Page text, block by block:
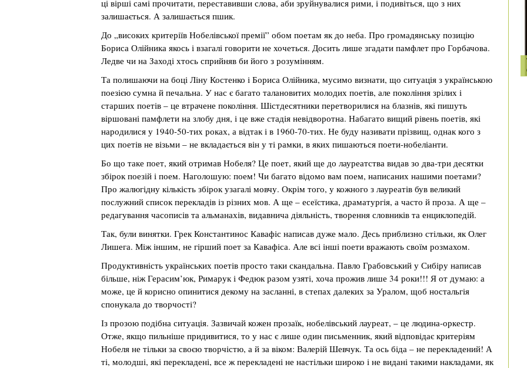
ці вірші самі прочитати, переставивши слова, аби зруйнувалися рими, і подивіться, що з них
залишається. А залишається пшик.
До „високих критеріїв Нобелівської премії” обом поетам як до неба. Про громадянську позицію
Бориса Олійника якось і взагалі говорити не хочеться. Досить лише згадати памфлет про Горбачова.
Ледве чи на Заході хтось сприйняв би його з розумінням.
Та полишаючи на боці Ліну Костенко і Бориса Олійника, мусимо визнати, що ситуація з українською
поезією сумна й печальна. У нас є багато талановитих молодих поетів, але покоління зрілих і
старших поетів – це втрачене покоління. Шістдесятники перетворилися на блазнів, які пишуть
віршовані памфлети на злобу дня, і це вже стадія невідворотна. Набагато вищий рівень поетів, які
народилися у 1940-50-тих роках, а відтак і в 1960-70-тих. Не буду називати прізвищ, однак кого з
цих поетів не візьми – не вкладається він у ті рамки, в яких пишаються поети-нобеліанти.
Бо що таке поет, який отримав Нобеля? Це поет, який ще до лауреатства видав зо два-три десятки
збірок поезій і поем. Наголошую: поем! Чи багато відомо вам поем, написаних нашими поетами?
Про жалюгідну кількість збірок узагалі мовчу. Окрім того, у кожного з лауреатів був великий
послужний список перекладів із різних мов. А ще – есеїстика, драматургія, а часто й проза. А ще –
редагування часописів та альманахів, видавнича діяльність, творення словників та енциклопедій.
Так, були винятки. Грек Константинос Кавафіс написав дуже мало. Десь приблизно стільки, як Олег
Лишега. Між іншим, не гірший поет за Кавафіса. Але всі інші поети вражають своїм розмахом.
Продуктивність українських поетів просто таки скандальна. Павло Грабовський у Сибіру написав
більше, ніж Герасим’юк, Римарук і Федюк разом узяті, хоча прожив лише 34 роки!!! Я от думаю: а
може, це й корисно опинитися декому на засланні, в степах далеких за Уралом, щоб ностальгія
спонукала до творчості?
Із прозою подібна ситуація. Зазвичай кожен прозаїк, нобелівський лауреат, – це людина-оркестр.
Отже, якщо пильніше придивитися, то у нас є лише один письменник, який відповідає критеріям
Нобеля не тільки за своєю творчістю, а й за віком: Валерій Шевчук. Та ось біда – не перекладений! А
ті, молодші, які перекладені, все ж перекладені не настільки широко і не видані такими накладами, як